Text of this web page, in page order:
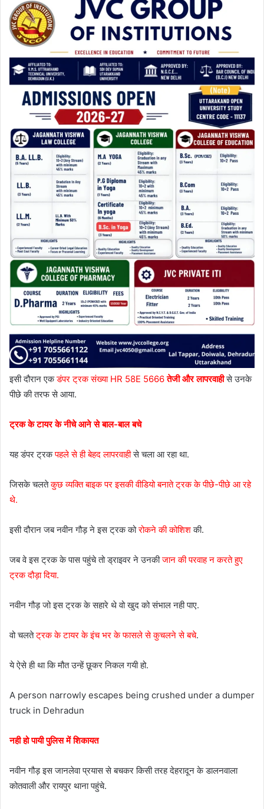
इसी दौरान एकडंपर ट्रक संख्या HR 58E 5666 तेजी और लापरवाहीसे उनके
पीछे की तरफ से आया.
ट्रक के टायर के नीचे आने से बाल-बाल बचे
यह डंपर ट्रकपहले से ही बेहद लापरवाहीसे चला आ रहा था.
जिसके चलतेकुछ व्यक्ति बाइक पर इसकी वीडियो बनाते ट्रक के पीछे-पीछे आ रहे
थे.
इसी दौरान जब नवीन गौड़ ने इस ट्रक कोरोकने की कोशिशकी.
जब वे इस ट्रक के पास पहुंचे तो ड्राइवर ने उनकीजान की परवाह न करते हुए
ट्रक दौड़ा दिया.
नवीन गौड़ जो इस ट्रक के सहारे थे वो खुद को संभाल नही पाए.
वो चलतेट्रक के टायर के इंच भर के फासले से कुचलने से बचे.
ये ऐसे ही था कि मौत उन्हें छूकर निकल गयी हो.
A person narrowly escapes being crushed under a dumper
truck in Dehradun
नही हो पायी पुलिस में शिकायत
नवीन गौड़ इस जानलेवा प्रयास से बचकर किसी तरह देहरादून के डालनवाला
कोतवाली और रायपुर थाना पहुंचे.